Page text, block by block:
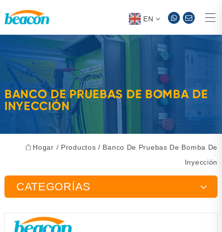
EN
BANCO DE PRUEBAS DE BOMBA DE
INYECCIÓN
Hogar / Productos / Banco De Pruebas De Bomba De
Inyección
CATEGORÍAS
Herramientas de mantenimiento